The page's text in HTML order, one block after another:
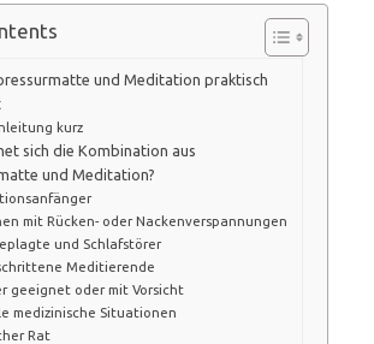
und Meditation praktisch
kurz
sich die Kombination aus
und Meditation?
mit Rücken- oder Nackenverspannungen
und Schlafstörer
Meditierende
geeignet oder mit Vorsicht
medizinische Situationen
Rat